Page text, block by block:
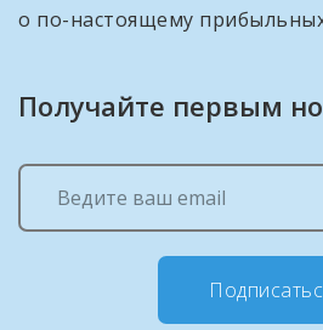
о по-настоящему
Получайте первым